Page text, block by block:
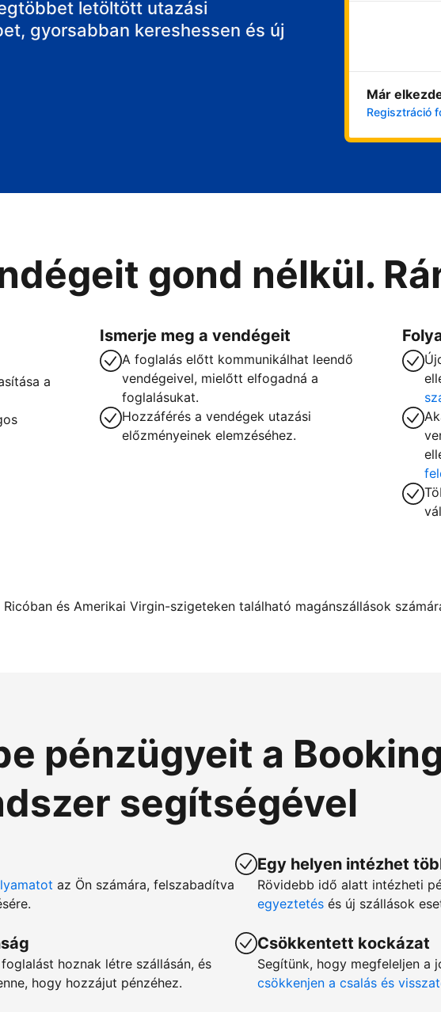
letöltött utazási
gyorsabban kereshessen és új
Már
Regisztráció
gond nélkül.
a
Ismerje meg a vendégeit
A foglalás előtt kommunikálhat leendő
vendégeivel, mielőtt elfogadná a
foglalásukat.
Hozzáférés a vendégek utazási
előzményeinek elemzéséhez.
és Amerikai Virgin-szigeteken található magánszállások
pénzügyeit a
segítségével
az Ön számára, felszabadítva
hoznak létre szállásán, és
hogy hozzájut pénzéhez.
Egy helyen intézhet
Rövidebb idő alatt intézheti
egyeztetés és új szállások
Csökkentett kockázat
Segítünk, hogy megfeleljen a
csökkenjen a csalás és